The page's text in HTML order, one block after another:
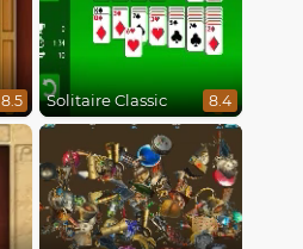
8.5 Solitaire Classic 8.4